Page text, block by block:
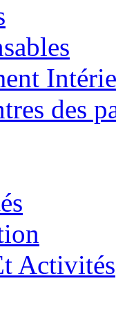
des
Activités